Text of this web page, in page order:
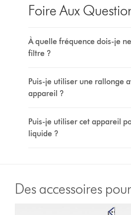
Foire Aux
À quelle fréquence dois-je
filtre ?
Puis-je utiliser une rallonge
appareil ?
Puis-je utiliser cet appareil
liquide ?
Des accessoires